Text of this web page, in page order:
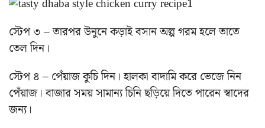
স্টেপ ৩ – তারপর উনুনে কড়াই বসান অল্প গরম হলে তাতে
তেল দিন।
স্টেপ ৪ – পেঁয়াজ কুচি দিন। হালকা বাদামি করে ভেজে নিন
পেঁয়াজ। বাজার সময় সামান্য চিনি ছড়িয়ে দিতে পারেন স্বাদের
জন্য।